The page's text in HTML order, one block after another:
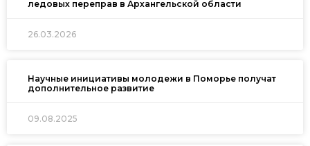
ледовых переправ в Архангельской области
26.03.2026
Научные инициативы молодежи в Поморье получат
дополнительное развитие
09.08.2025